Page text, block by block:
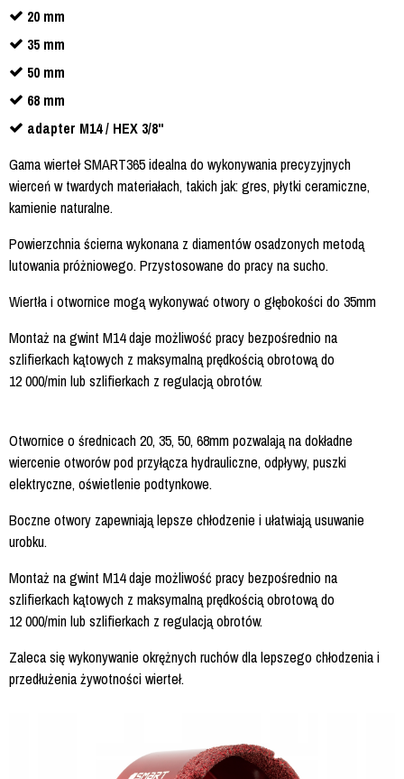
20 mm
35 mm
50 mm
68 mm
adapter M14 / HEX 3/8"
Gama wierteł SMART365 idealna do wykonywania precyzyjnych
wierceń w twardych materiałach, takich jak: gres, płytki ceramiczne,
kamienie naturalne.
Powierzchnia ścierna wykonana z diamentów osadzonych metodą
lutowania próżniowego. Przystosowane do pracy na sucho.
Wiertła i otwornice mogą wykonywać otwory o głębokości do 35mm
Montaż na gwint M14 daje możliwość pracy bezpośrednio na
szlifierkach kątowych z maksymalną prędkością obrotową do
12 000/min lub szlifierkach z regulacją obrotów.
Otwornice o średnicach 20, 35, 50, 68mm pozwalają na dokładne
wiercenie otworów pod przyłącza hydrauliczne, odpływy, puszki
elektryczne, oświetlenie podtynkowe.
Boczne otwory zapewniają lepsze chłodzenie i ułatwiają usuwanie
urobku.
Montaż na gwint M14 daje możliwość pracy bezpośrednio na
szlifierkach kątowych z maksymalną prędkością obrotową do
12 000/min lub szlifierkach z regulacją obrotów.
Zaleca się wykonywanie okrężnych ruchów dla lepszego chłodzenia i
przedłużenia żywotności wierteł.